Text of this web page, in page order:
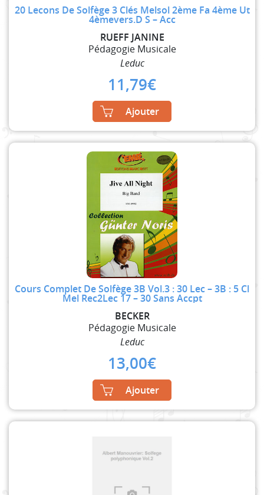
20 Lecons De Solfège 3 Clés Melsol 2ème Fa 4ème Ut
4èmevers.D S – Acc
RUEFF JANINE
Pédagogie Musicale
Leduc
11,79€
Ajouter
Cours Complet De Solfège 3B Vol.3 : 30 Lec – 3B : 5 Cl
Mel Rec2Lec 17 – 30 Sans Accpt
BECKER
Pédagogie Musicale
Leduc
13,00€
Ajouter